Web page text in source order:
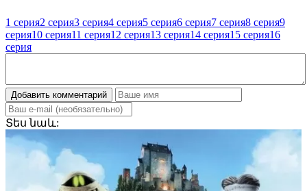
1 серия2 серия3 серия4 серия5 серия6 серия7 серия8 серия9
серия10 серия11 серия12 серия13 серия14 серия15 серия16
серия
Добавить комментарий
Տեսնաև: